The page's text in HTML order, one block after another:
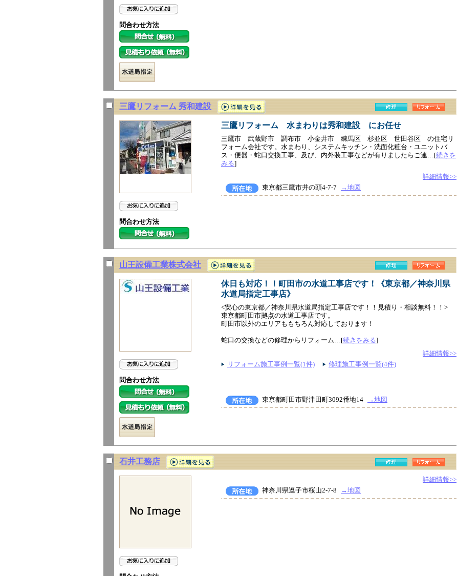
問合わせ方法
三鷹リフォーム 秀和建設
問合わせ方法
三鷹リフォーム 水まわりは秀和建設 にお任せ
三鷹市 武蔵野市 調布市 小金井市 練馬区 杉並区 世田谷区 の住宅リ
フォーム会社です。水まわり、システムキッチン・洗面化粧台・ユニットバ
ス・便器・蛇口交換工事、及び、内外装工事などが有りましたらご連…[続きを
みる]
詳細情報>>
東京都三鷹市井の頭4-7-7
→地図
山王設備工業株式会社
問合わせ方法
休日も対応！！町田市の水道工事店です！《東京都／神奈川県
水道局指定工事店》
<安心の東京都／神奈川県水道局指定工事店です！！見積り・相談無料！！>
東京都町田市拠点の水道工事店です。
町田市以外のエリアももちろん対応しております！
蛇口の交換などの修理からリフォーム…[続きをみる]
詳細情報>>
リフォーム施工事例一覧(1件)
修理施工事例一覧(4件)
東京都町田市野津田町3092番地14 →地図
石井工務店
詳細情報>>
神奈川県逗子市桜山2-7-8
→地図